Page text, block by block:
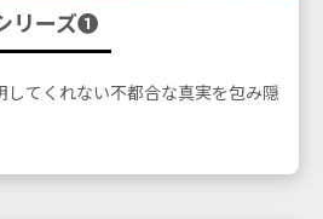
リーズ➊
してくれない不都合な真実を包み隠